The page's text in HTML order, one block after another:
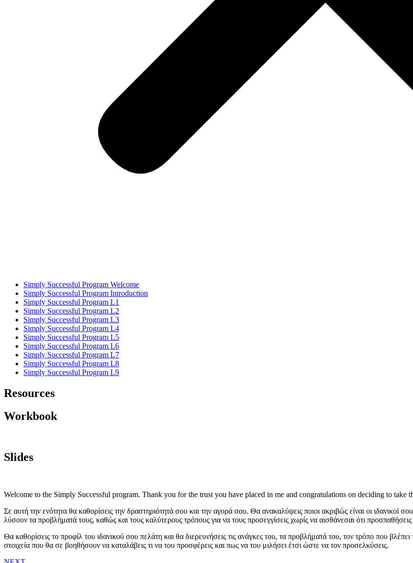
Simply Successful Program Welcome
Simply Successful Program Introduction
Simply Successful Program L1
Simply Successful Program L2
Simply Successful Program L3
Simply Successful Program L4
Simply Successful Program L5
Simply Successful Program L6
Simply Successful Program L7
Simply Successful Program L8
Simply Successful Program L9
Resources
Workbook
Slides
Welcome to the Simply Successful program. Thank you for the trust you have placed in me and congratulations on deciding to take
Σε αυτή την ενότητα θα καθορίσεις την δραστηριότητά σου και την αγορά σου. Θα ανακαλύψεις ποιοι ακριβώς είναι οι
λύσουν τα προβλήματά τους, καθώς και τους καλύτερους τρόπους για να τους προσεγγίσεις χωρίς να αισθάνεσαι ότι
Θα καθορίσεις το προφίλ του ιδανικού σου πελάτη και θα διερευνήσεις τις ανάγκες του, τα προβλήματά του, τον τρόπο που
στοιχεία που θα σε βοηθήσουν να καταλάβεις τι να του προσφέρεις και πως να του μιλήσει έτσι ώστε να τον προσελκύσεις.